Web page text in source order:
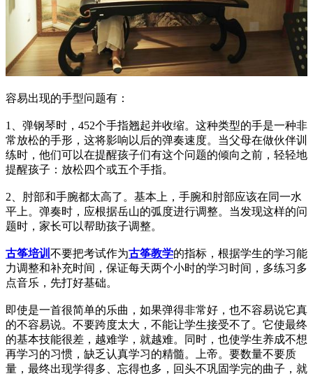
容易出现的手型问题有：
1、弹钢琴时，452个手指翘起并收缩。这种类型的手是一种非
常放松的手形，这将影响以后的弹奏速度。当父母在做伙伴训
练时，他们可以在提醒孩子们有这个问题的倾向之前，轻轻地
提醒孩子：放松四个或五个手指。
2、肘部和手腕都太高了。基本上，手腕和肘部应该在同一水
平上。弹奏时，应根据岳山的弧度进行调整。当发现这样的问
题时，家长可以帮助孩子调整。
古筝培训 不要把考试作为古筝教学的指标，根据学生的学习能
力调整和补充时间，保证每天两个小时的学习时间，多练习多
点音乐，先打好基础。
即使是一首很简单的乐曲，如果弹得非常好，也不容易说它真
的不容易说。不要跨度太大，不能让学生接受不了。它使最终
的基本技能很差，越难学，就越难。同时，也使学生养成不想
再学习的习惯，缺乏认真学习的精髓。上帝。要数量不要质
量，最终出现学得多、忘得也多，回头不巩固学完的曲子，就